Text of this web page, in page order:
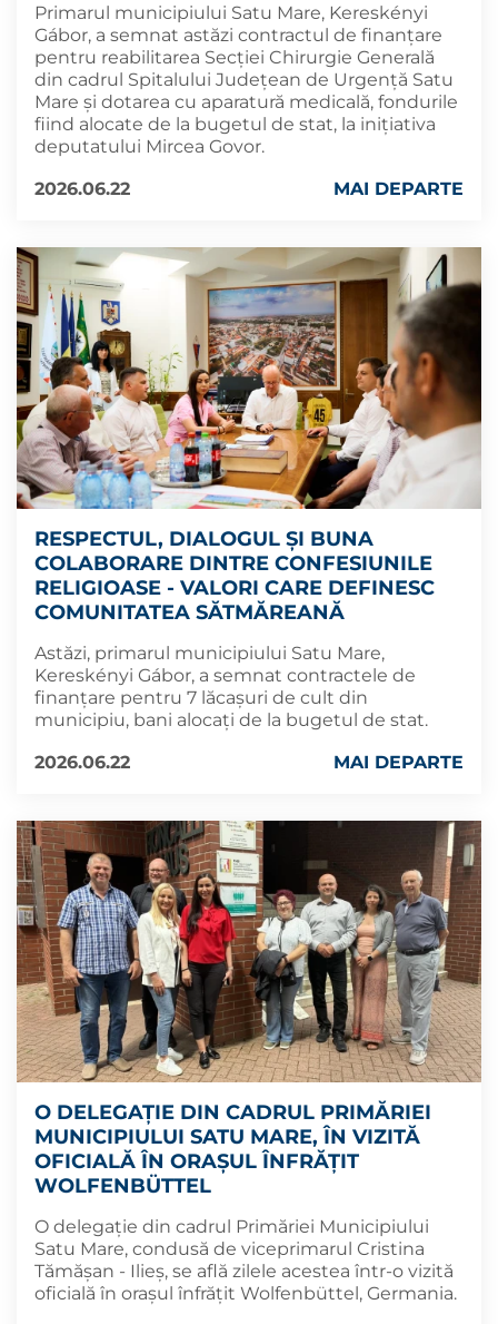
Primarul municipiului Satu Mare, Kereskényi
Gábor, a semnat astăzi contractul de finanțare
pentru reabilitarea Secției Chirurgie Generală
din cadrul Spitalului Județean de Urgență Satu
Mare și dotarea cu aparatură medicală, fondurile
fiind alocate de la bugetul de stat, la inițiativa
deputatului Mircea Govor.
2026.06.22
MAI DEPARTE
RESPECTUL, DIALOGUL ȘI BUNA
COLABORARE DINTRE CONFESIUNILE
RELIGIOASE - VALORI CARE DEFINESC
COMUNITATEA SĂTMĂREANĂ
Astăzi, primarul municipiului Satu Mare,
Kereskényi Gábor, a semnat contractele de
finanțare pentru 7 lăcașuri de cult din
municipiu, bani alocați de la bugetul de stat.
2026.06.22
MAI DEPARTE
O DELEGAȚIE DIN CADRUL PRIMĂRIEI
MUNICIPIULUI SATU MARE, ÎN VIZITĂ
OFICIALĂ ÎN ORAȘUL ÎNFRĂȚIT
WOLFENBÜTTEL
O delegație din cadrul Primăriei Municipiului
Satu Mare, condusă de viceprimarul Cristina
Tămășan - Ilieș, se află zilele acestea într-o vizită
oficială în orașul înfrățit Wolfenbüttel, Germania.